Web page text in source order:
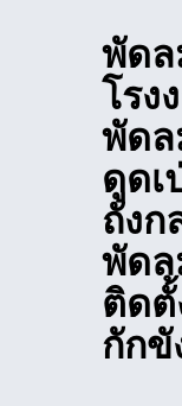
พัดล
โรง
พัดล
ดูด
ถังก
พัดล
ติดตั้
กักขั